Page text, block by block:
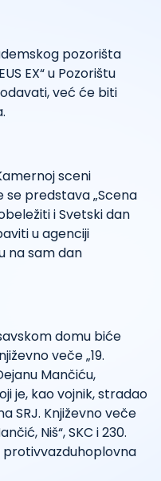
pozorišta
EX“ u Pozorištu
već će biti
sceni
predstava „Scena
i Svetski dan
u agenciji
na sam dan
domu biće
veče „19.
Mančiću,
je, kao vojnik, stradao
SRJ. Književno veče
Niš“, SKC i 230.
protivvazduhoplovna